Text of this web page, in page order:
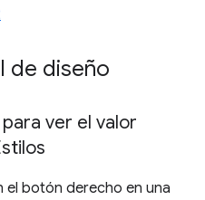
de diseño
ver el valor
el botón derecho en una